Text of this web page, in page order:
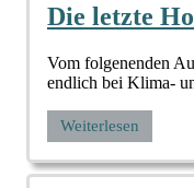
Die letzte
Vom folgenenden
endlich bei Klima-
Weiterlesen